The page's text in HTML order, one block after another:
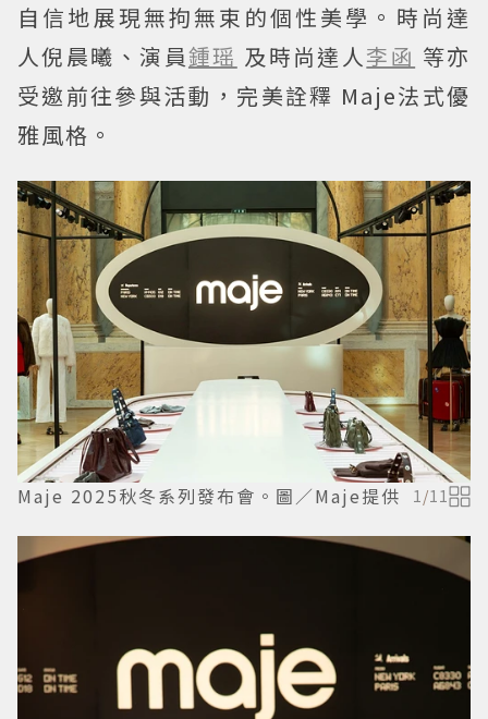
自信地展現無拘無束的個性美學。時尚達
人倪晨曦、演員鍾瑶 及時尚達人李函 等亦
受邀前往參與活動，完美詮釋 Maje法式優
雅風格。
Maje 2025秋冬系列發布會。圖／Maje提供 1/11